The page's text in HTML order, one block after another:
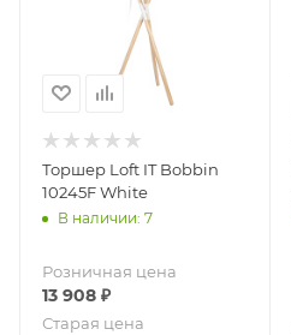
Торшер Loft IT Bobbin
10245F White
В наличии: 7
Розничная цена
13 908 ₽
Старая цена